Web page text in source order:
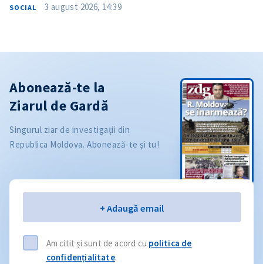
SOCIAL 3 august 2026, 14:39
Abonează-te la
Ziarul de Gardă
Singurul ziar de investigații din
Republica Moldova. Abonează-te și tu!
+ Adaugă email
Am citit și sunt de acord cu politica de
confidențialitate.